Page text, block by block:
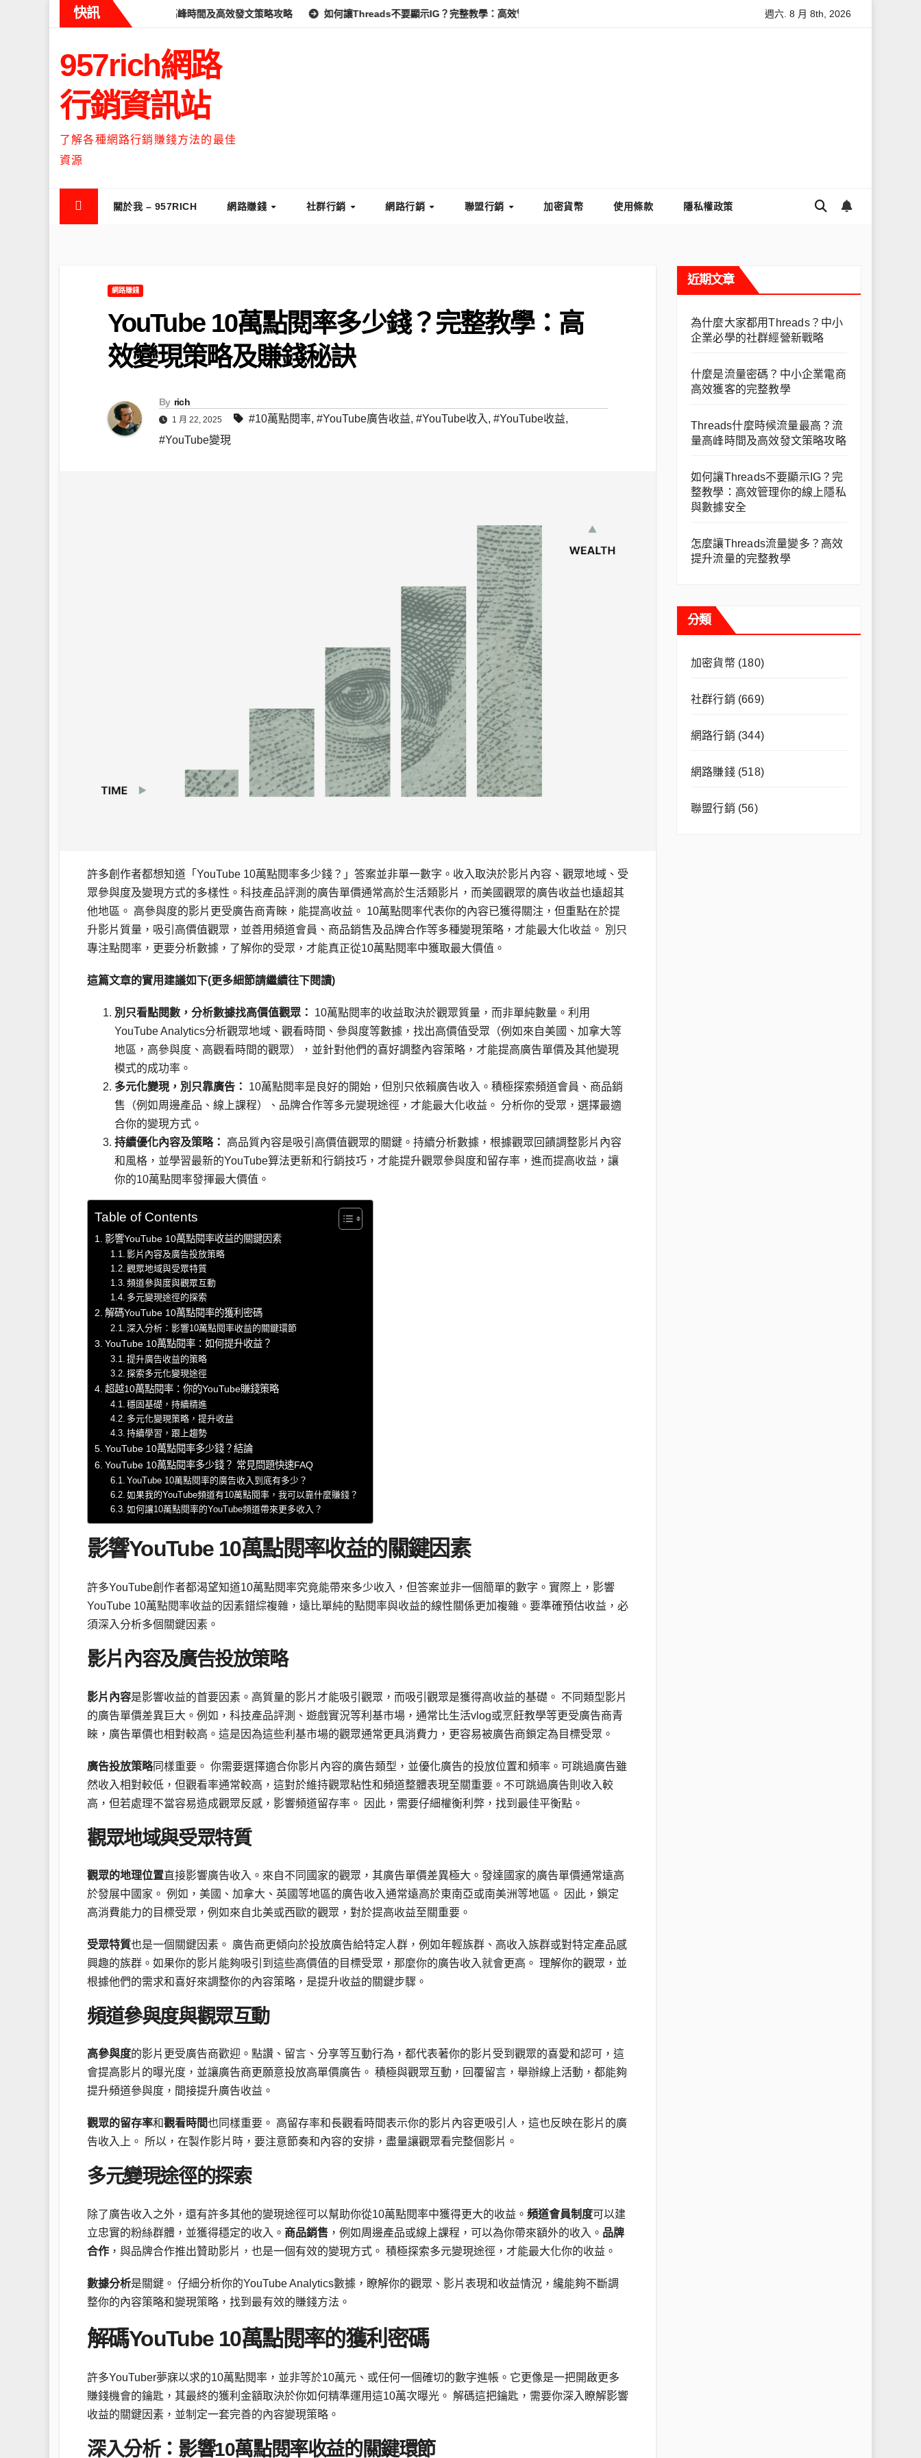
快訊
什麼時候流量最高？流量高峰時間及高效發文策略攻略 如何讓Threads不要顯示IG？完整教學：高效管理你的線上隱私與數據安全 怎麼讓Threads流量變多？高效提升流量的完整教學
週六. 8 月 8th, 2026
957rich網路
行銷資訊站
了解各種網路行銷賺錢方法的最佳
資源
關於我 – 957RICH 網路賺錢 社群行銷 網路行銷 聯盟行銷 加密貨幣 使用條款 隱私權政策
網路賺錢
YouTube 10萬點閱率多少錢？完整教學：高
效變現策略及賺錢秘訣
By rich
1 月 22, 2025 #10萬點閱率, #YouTube廣告收益, #YouTube收入 , #YouTube收益,
#YouTube變現
許多創作者都想知道「YouTube 10萬點閱率多少錢？」答案並非單一數字。收入取決於影片內容、觀眾地域、受
眾參與度及變現方式的多樣性。科技產品評測的廣告單價通常高於生活類影片，而美國觀眾的廣告收益也遠超其
他地區。 高參與度的影片更受廣告商青睞，能提高收益。 10萬點閱率代表你的內容已獲得關注，但重點在於提
升影片質量，吸引高價值觀眾，並善用頻道會員、商品銷售及品牌合作等多種變現策略，才能最大化收益。 別只
專注點閱率，更要分析數據，了解你的受眾，才能真正從10萬點閱率中獲取最大價值。
這篇文章的實用建議如下(更多細節請繼續往下閱讀)
別只看點閱數，分析數據找高價值觀眾：
10萬點閱率的收益取決於觀眾質量，而非單純數量。利用
YouTube Analytics分析觀眾地域、觀看時間、參與度等數據，找出高價值受眾（例如來自美國、加拿大等
地區，高參與度、高觀看時間的觀眾），並針對他們的喜好調整內容策略，才能提高廣告單價及其他變現
模式的成功率。
多元化變現，別只靠廣告：
10萬點閱率是良好的開始，但別只依賴廣告收入。積極探索頻道會員、商品銷
售（例如周邊產品、線上課程）、品牌合作等多元變現途徑，才能最大化收益。 分析你的受眾，選擇最適
合你的變現方式。
持續優化內容及策略：
高品質內容是吸引高價值觀眾的關鍵。持續分析數據，根據觀眾回饋調整影片內容
和風格，並學習最新的YouTube算法更新和行銷技巧，才能提升觀眾參與度和留存率，進而提高收益，讓
你的10萬點閱率發揮最大價值。
Table of Contents
影響YouTube 10萬點閱率收益的關鍵因素
影片內容及廣告投放策略
觀眾地域與受眾特質
頻道參與度與觀眾互動
多元變現途徑的探索
解碼YouTube 10萬點閱率的獲利密碼
深入分析：影響10萬點閱率收益的關鍵環節
YouTube 10萬點閱率：如何提升收益？
提升廣告收益的策略
探索多元化變現途徑
超越10萬點閱率：你的YouTube賺錢策略
穩固基礎，持續精進
多元化變現策略，提升收益
持續學習，跟上趨勢
YouTube 10萬點閱率多少錢？結論
YouTube 10萬點閱率多少錢？ 常見問題快速FAQ
YouTube 10萬點閱率的廣告收入到底有多少？
如果我的YouTube頻道有10萬點閱率，我可以靠什麼賺錢？
如何讓10萬點閱率的YouTube頻道帶來更多收入？
影響YouTube 10萬點閱率收益的關鍵因素
許多YouTube創作者都渴望知道10萬點閱率究竟能帶來多少收入，但答案並非一個簡單的數字。實際上，影響
YouTube 10萬點閱率收益的因素錯綜複雜，遠比單純的點閱率與收益的線性關係更加複雜。要準確預估收益，必
須深入分析多個關鍵因素。
影片內容及廣告投放策略
影片內容是影響收益的首要因素。高質量的影片才能吸引觀眾，而吸引觀眾是獲得高收益的基礎。 不同類型影片
的廣告單價差異巨大。例如，科技產品評測、遊戲實況等利基市場，通常比生活vlog或烹飪教學等更受廣告商青
睞，廣告單價也相對較高。這是因為這些利基市場的觀眾通常更具消費力，更容易被廣告商鎖定為目標受眾。
廣告投放策略同樣重要。 你需要選擇適合你影片內容的廣告類型，並優化廣告的投放位置和頻率。可跳過廣告雖
然收入相對較低，但觀看率通常較高，這對於維持觀眾粘性和頻道整體表現至關重要。不可跳過廣告則收入較
高，但若處理不當容易造成觀眾反感，影響頻道留存率。 因此，需要仔細權衡利弊，找到最佳平衡點。
觀眾地域與受眾特質
觀眾的地理位置直接影響廣告收入。來自不同國家的觀眾，其廣告單價差異極大。發達國家的廣告單價通常遠高
於發展中國家。 例如，美國、加拿大、英國等地區的廣告收入通常遠高於東南亞或南美洲等地區。 因此，鎖定
高消費能力的目標受眾，例如來自北美或西歐的觀眾，對於提高收益至關重要。
受眾特質也是一個關鍵因素。 廣告商更傾向於投放廣告給特定人群，例如年輕族群、高收入族群或對特定產品感
興趣的族群。如果你的影片能夠吸引到這些高價值的目標受眾，那麼你的廣告收入就會更高。 理解你的觀眾，並
根據他們的需求和喜好來調整你的內容策略，是提升收益的關鍵步驟。
頻道參與度與觀眾互動
高參與度的影片更受廣告商歡迎。點讚、留言、分享等互動行為，都代表著你的影片受到觀眾的喜愛和認可，這
會提高影片的曝光度，並讓廣告商更願意投放高單價廣告。 積極與觀眾互動，回覆留言，舉辦線上活動，都能夠
提升頻道參與度，間接提升廣告收益。
觀眾的留存率和觀看時間也同樣重要。 高留存率和長觀看時間表示你的影片內容更吸引人，這也反映在影片的廣
告收入上。 所以，在製作影片時，要注意節奏和內容的安排，盡量讓觀眾看完整個影片。
多元變現途徑的探索
除了廣告收入之外，還有許多其他的變現途徑可以幫助你從10萬點閱率中獲得更大的收益。 頻道會員制度可以建
立忠實的粉絲群體，並獲得穩定的收入。 商品銷售 ，例如周邊產品或線上課程，可以為你帶來額外的收入。 品牌
合作 ，與品牌合作推出贊助影片，也是一個有效的變現方式。 積極探索多元變現途徑，才能最大化你的收益。
數據分析是關鍵。 仔細分析你的YouTube Analytics數據，瞭解你的觀眾、影片表現和收益情況，纔能夠不斷調
整你的內容策略和變現策略，找到最有效的賺錢方法。
解碼YouTube 10萬點閱率的獲利密碼
許多YouTuber夢寐以求的10萬點閱率，並非等於10萬元、或任何一個確切的數字進帳。它更像是一把開啟更多
賺錢機會的鑰匙，其最終的獲利金額取決於你如何精準運用這10萬次曝光。 解碼這把鑰匙，需要你深入瞭解影響
收益的關鍵因素，並制定一套完善的內容變現策略。
深入分析：影響10萬點閱率收益的關鍵環節
近期文章
為什麼大家都用Threads？中小
企業必學的社群經營新戰略
什麼是流量密碼？中小企業電商
高效獲客的完整教學
Threads什麼時候流量最高？流
量高峰時間及高效發文策略攻略
如何讓Threads不要顯示IG？完
整教學：高效管理你的線上隱私
與數據安全
怎麼讓Threads流量變多？高效
提升流量的完整教學
分類
加密貨幣(180)
社群行銷 (669)
網路行銷 (344)
網路賺錢(518)
聯盟行銷 (56)